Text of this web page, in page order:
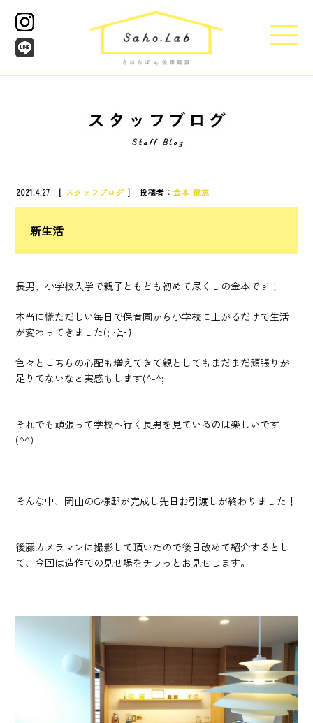
2021.4.27 [ スタッフブログ ] 投稿者：金本 健志
新生活
長男、小学校入学で親子ともども初めて尽くしの金本です！
本当に慌ただしい毎日で保育園から小学校に上がるだけで生活
が変わってきました(; ･`д･´)
色々とこちらの心配も増えてきて親としてもまだまだ頑張りが
足りてないなと実感もします(^-^;
それでも頑張って学校へ行く長男を見ているのは楽しいです
(^^)
そんな中、岡山のG様邸が完成し先日お引渡しが終わりました！
後藤カメラマンに撮影して頂いたので後日改めて紹介するとし
て、今回は造作での見せ場をチラっとお見せします。